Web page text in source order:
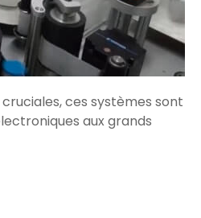
ces systèmes sont
aux grands